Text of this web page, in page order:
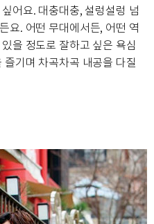
어요. 대충대충, 설렁설렁 넘
요. 어떤 무대에서든, 어떤 역
을 정도로 잘하고 싶은 욕심
기며 차곡차곡 내공을 다질